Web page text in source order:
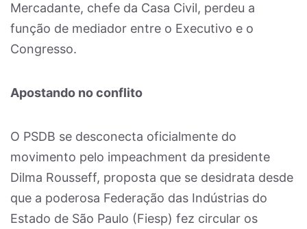
Mercadante, chefe da Casa Civil, perdeu a
função de mediador entre o Executivo e o
Congresso.
Apostando no conflito
O PSDB se desconecta oficialmente do
movimento pelo impeachment da presidente
Dilma Rousseff, proposta que se desidrata desde
que a poderosa Federação das Indústrias do
Estado de São Paulo (Fiesp) fez circular os